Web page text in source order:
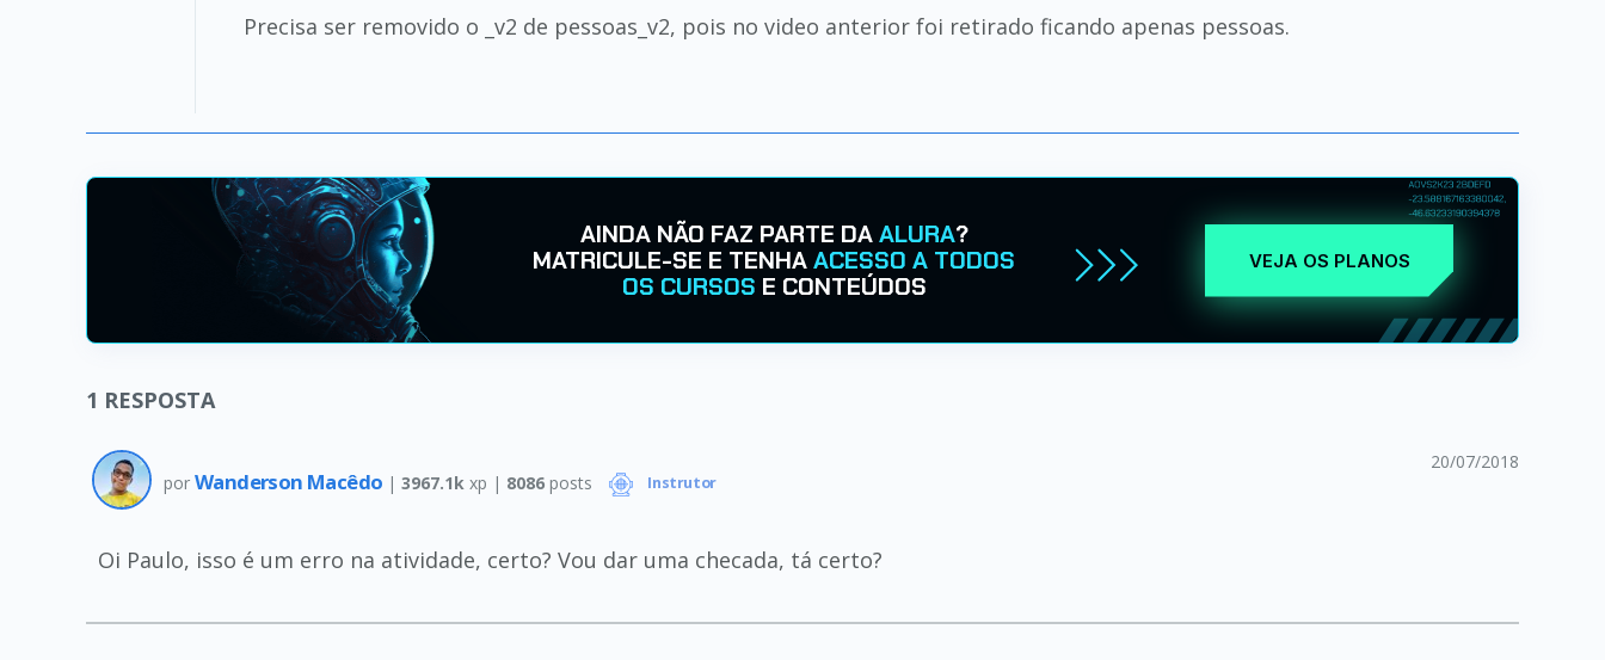
Precisa ser removido o _v2 de pessoas_v2, pois no video anterior foi retirado ficando apenas pessoas.
AINDA NÃO FAZ PARTE DAALURA?
MATRICULE-SE E TENHAACESSO A TODOS
OS CURSOS E CONTEÚDOS
VEJA OS PLANOS
1 RESPOSTA
por Wanderson Macêdo | 3967.1k xp | 8086posts Instrutor
20/07/2018
Oi Paulo, isso é um erro na atividade, certo? Vou dar uma checada, tá certo?